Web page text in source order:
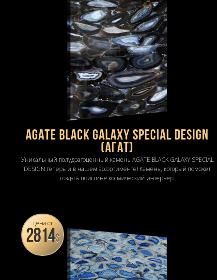
AGATE BLACK GALAXY SPECIAL DESIGN
(Агат)
Уникальный полудрагоценный камень AGATE BLACK GALAXY SPECIAL
DESIGN теперь и в нашем ассортименте! Камень, который поможет
создать поистине космический интерьер.
цена от
2814$